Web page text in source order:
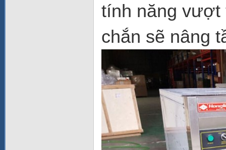
tính năng vượt
chắn sẽ nâng